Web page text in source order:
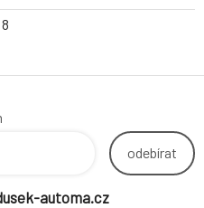
8
odebírat
automa.cz